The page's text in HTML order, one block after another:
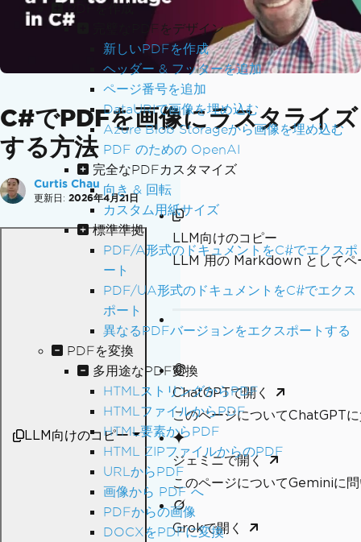
PDFを作成
完璧なPDFをデザイン
新しいPDFを作成
ヘッダー & フッターを追加
ページ番号を追加
DataURIで画像を埋め込む
Azure Blob Storageから画像を埋め込む
PDF のための OpenAI
完全なPDFカスタマイズ
向き & 回転
カスタム用紙サイズ
標準準拠
PDF/A形式のドキュメントをC#でエクスポ
ート
PDF/UA形式のドキュメントをC#でエクス
ポート
異なるPDFバージョンをエクスポートする
PDFを変換
多用途なPDF変換
HTMLストリングからPDF
HTMLファイルからPDF
HTML要素からPDF
HTML ZIPファイルからのPDF
URLからPDF
画像から PDF へ
PDFからの画像
DOCXをPDFに変換
C#でPDFを画像にラスタライズ
する方法
Curtis Chau
更新日: 2026年4月21日
LLM向けのコピー
LLM向けのコピー
LLM 用の Markdown としてペ
ChatGPTで開く
このページについてChatGPT
ジェミニで開く
このページについてGeminiに
Grokで開く